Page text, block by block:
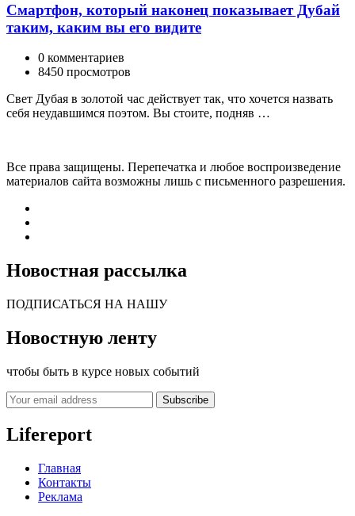
Смартфон, который наконец показывает Дубай
таким, каким вы его видите
0 комментариев
8450 просмотров
Свет Дубая в золотой час действует так, что хочется назвать
себя неудавшимся поэтом. Вы стоите, подняв …
Все права защищены. Перепечатка и любое воспроизведение
материалов сайта возможны лишь с письменного разрешения.
Новостная рассылка
ПОДПИСАТЬСЯ НА НАШУ
Новостную ленту
чтобы быть в курсе новых событий
Subscribe
Lifereport
Главная
Контакты
Реклама